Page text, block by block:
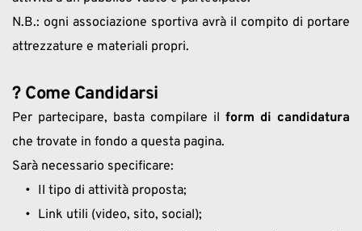
N.B.: ogni associazione sportiva avrà il compito di portare
attrezzature e materiali propri.
? Come Candidarsi
Per partecipare, basta compilare il form di candidatura
che trovate in fondo a questa pagina.
Sarà necessario specificare:
Il tipo di attività proposta;
Link utili (video, sito, social);